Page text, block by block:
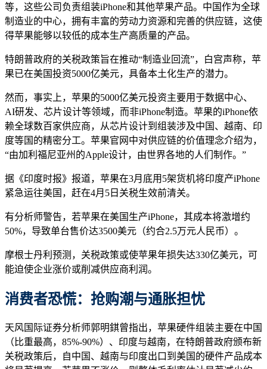
等，这些公司负责组装iPhone和其他苹果产品。中国作为全球
制造业的中心，拥有丰富的劳动力资源和完善的供应链，这使
得苹果能够以较低的成本生产高质量的产品。
特朗普政府的关税政策旨在推动“制造业回流”，白宫声称，苹
果已在美国投资5000亿美元，具备本土化生产的潜力。
然而，事实上，苹果的5000亿美元投资主要用于数据中心、
AI研发、芯片设计等领域，而非iPhone制造。苹果的iPhone依
赖全球数百家供应商，从芯片设计到组装涉及中国、越南、印
度等国的精密分工。苹果官网中对供应链的价值理念介绍为，
“由加利福尼亚州的Apple设计，由世界各地的人们制作。”
据《印度时报》报道，苹果在3月底用5架货机将印度产iPhone
紧急运往美国，赶在4月5日关税生效前清关。
有分析师警告，若苹果在美国生产iPhone，其成本将激增约
50%，导致单台售价达3500美元（约合2.5万元人民币）。
摩根士丹利预测，关税政策或使苹果年损失达330亿美元，可
能迫使企业涨价或削减供应商利润。
消费者恐慌：抢购潮与通胀担忧
天风国际证券分析师郭明錤曾指出，苹果硬件组装主要在中国
（比重最高，85%-90%）、印度与越南，在特朗普政府颁布新
关税政策后，自中国、越南与印度出口到美国的硬件产品成本